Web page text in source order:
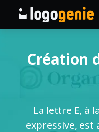
Générateur de
Produits imprimés
Création
La lettre E, à
expressive,